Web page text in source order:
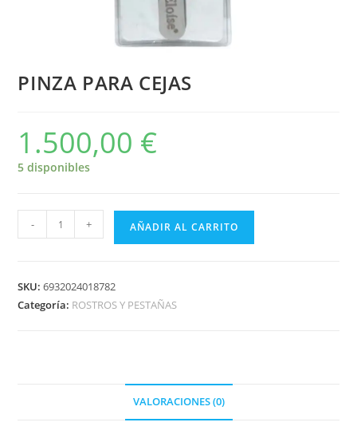
PINZA PARA CEJAS
1.500,00 €
5 disponibles
- + AÑADIR AL CARRITO
SKU:6932024018782
Categoría: ROSTROS Y PESTAÑAS
VALORACIONES (0)